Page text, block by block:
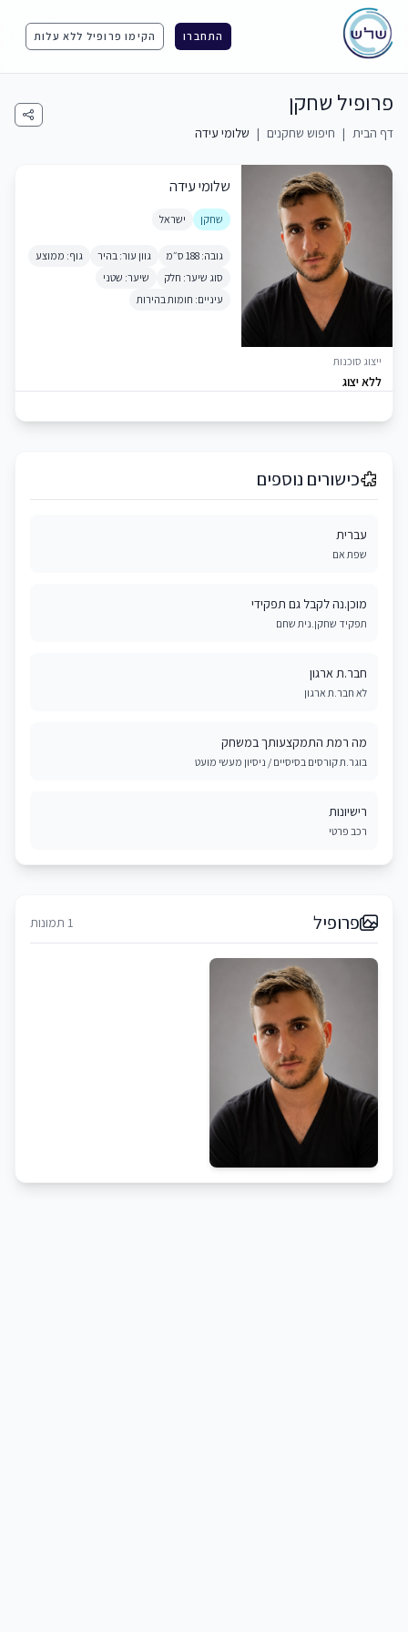
התחברו הקימו פרופיל ללא עלות
פרופיל שחקן
דף הבית | חיפוש שחקנים | שלומי עידה
ייצוג סוכנות
ללא יצוג
שלומי עידה
שחקן ישראל
גובה: 188 ס״מ גוון עור: בהיר
גוף: ממוצע
סוג שיער: חלק
שיער: שטני
עיניים: חומות בהירות
כישורים נוספים
עברית
שפת אם
מוכן.נה לקבל גם תפקידי
תפקיד שחקן.נית שחם
חבר.ת ארגון
לא חבר.ת ארגון
מה רמת התמקצעותך במשחק
בוגר.ת קורסים בסיסיים / ניסיון מעשי מועט
רישיונות
רכב פרטי
פרופיל 1 תמונות